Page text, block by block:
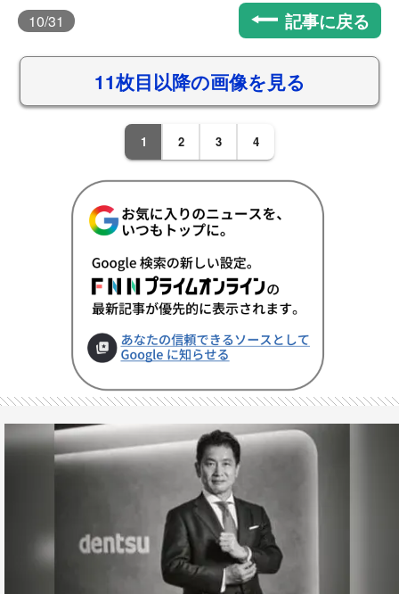
10/31 記事に戻る
11枚目以降の画像を見る
1 2 3 4